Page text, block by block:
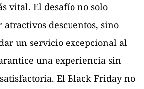
vital. El desafío no solo
descuentos, sino
un servicio excepcional al
una experiencia sin
El Black Friday no